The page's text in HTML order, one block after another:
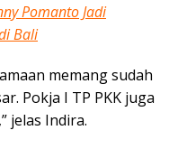
Pomanto Jadi
Bali
memang sudah
Pokja I TP PKK juga
jelas Indira.